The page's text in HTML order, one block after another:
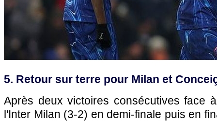
5. Retour sur terre pour Milan et
Après deux victoires consécutives face
l'Inter Milan (3-2) en demi-finale puis en